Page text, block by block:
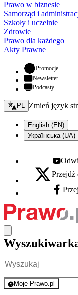
Prawo w biznesie
Samorząd i
Szkoły i uczelnie
Zdrowie
Prawo dla każdego
Akty Prawne
Promocje-
Newsletter
Podcasty
Zmień język - bieżący:
PL Zmień język
English (EN)
Українська (UA)
Youtube -
X - otwiera się w
Przejdź
Facebook
Moje Prawo.pl
- rejestracja i